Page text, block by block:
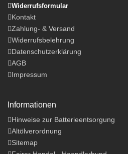
Widerrufsformular
Kontakt
Zahlung- & Versand
Widerrufsbelehrung
Datenschutzerklärung
AGB
Impressum
Informationen
Hinweise zur Batterieentsorgung
Altölverordnung
Sitemap